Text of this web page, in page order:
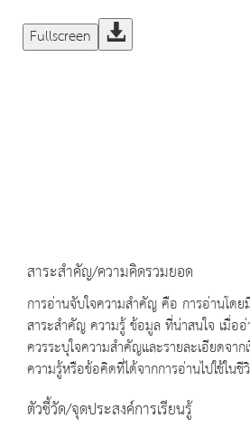
Fullscreen
สาระสำคัญ/ความคิดรวมยอด
การอ่านจับใจความสำคัญ คือ การอ่านโด
สาระสำคัญ ความรู้ ข้อมูล ที่น่าสนใจ เมื่ออ่
ควรระบุใจความสำคัญและรายละเอียดจาก
ความรู้หรือข้อคิดที่ได้จากการอ่านไปใช้ใน
ตัวชี้วัด/จุดประสงค์การเรียนรู้